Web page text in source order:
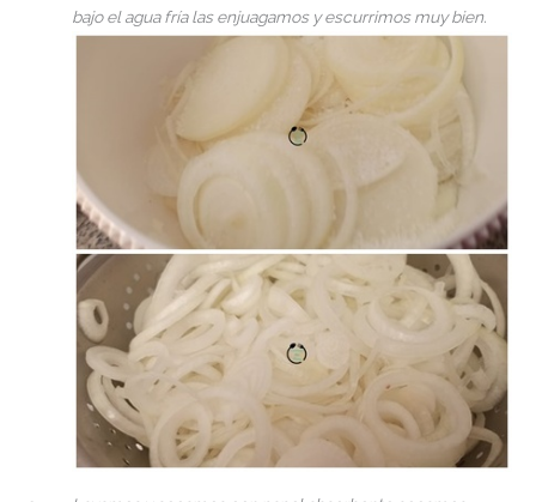
bajo el agua fría las enjuagamos y escurrimos muy bien.